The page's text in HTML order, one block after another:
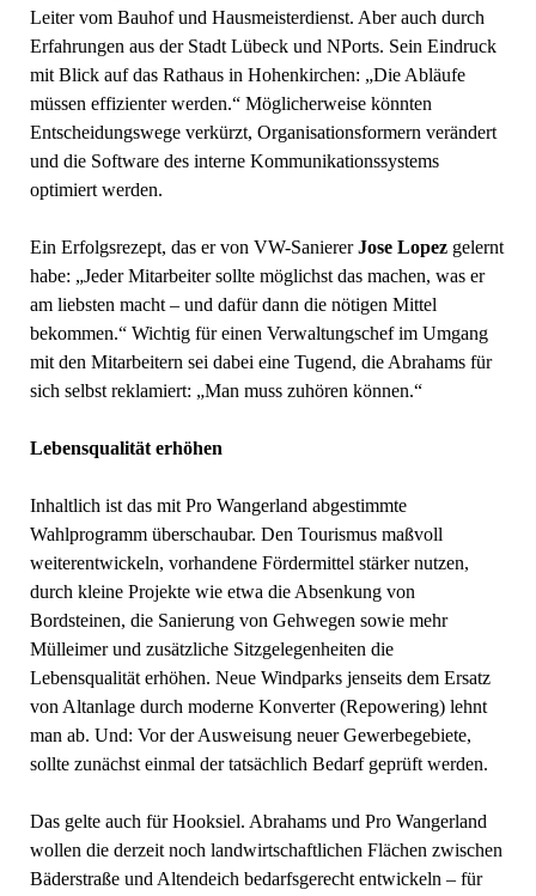
Leiter vom Bauhof und Hausmeisterdienst. Aber auch durch
Erfahrungen aus der Stadt Lübeck und NPorts. Sein Eindruck
mit Blick auf das Rathaus in Hohenkirchen: „Die Abläufe
müssen effizienter werden.“ Möglicherweise könnten
Entscheidungswege verkürzt, Organisationsformern verändert
und die Software des interne Kommunikationssystems
optimiert werden.
Ein Erfolgsrezept, das er von VW-SaniererJose Lopezgelernt
habe: „Jeder Mitarbeiter sollte möglichst das machen, was er
am liebsten macht – und dafür dann die nötigen Mittel
bekommen.“ Wichtig für einen Verwaltungschef im Umgang
mit den Mitarbeitern sei dabei eine Tugend, die Abrahams für
sich selbst reklamiert: „Man muss zuhören können.“
Lebensqualität erhöhen
Inhaltlich ist das mit Pro Wangerland abgestimmte
Wahlprogramm überschaubar. Den Tourismus maßvoll
weiterentwickeln, vorhandene Fördermittel stärker nutzen,
durch kleine Projekte wie etwa die Absenkung von
Bordsteinen, die Sanierung von Gehwegen sowie mehr
Mülleimer und zusätzliche Sitzgelegenheiten die
Lebensqualität erhöhen. Neue Windparks jenseits dem Ersatz
von Altanlage durch moderne Konverter (Repowering) lehnt
man ab. Und: Vor der Ausweisung neuer Gewerbegebiete,
sollte zunächst einmal der tatsächlich Bedarf geprüft werden.
Das gelte auch für Hooksiel. Abrahams und Pro Wangerland
wollen die derzeit noch landwirtschaftlichen Flächen zwischen
Bäderstraße und Altendeich bedarfsgerecht entwickeln – für